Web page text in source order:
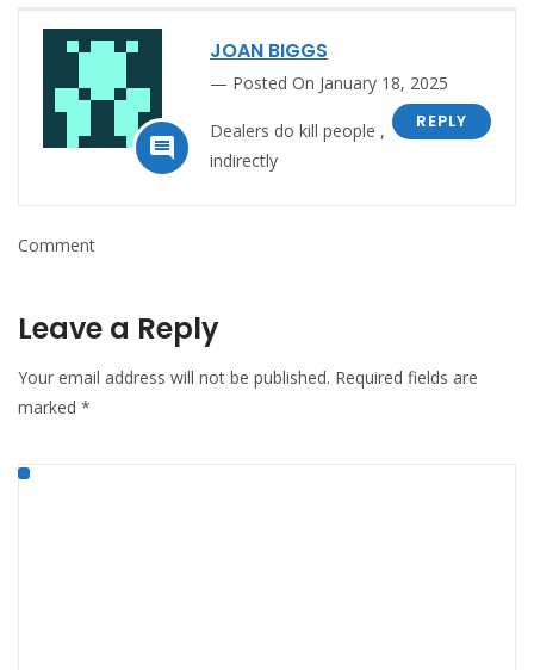

JOAN BIGGS
Posted On January 18, 2025
REPLY
Dealers do kill people ,
indirectly
Comment
Leave a Reply
Your email address will not be published. Required fields are
marked *